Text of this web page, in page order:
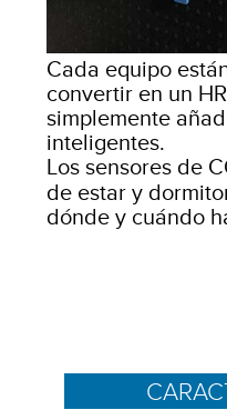
Cada equipo
convertir en un
simplemente
inteligentes.
Los sensores de
de estar y
dónde y cuándo